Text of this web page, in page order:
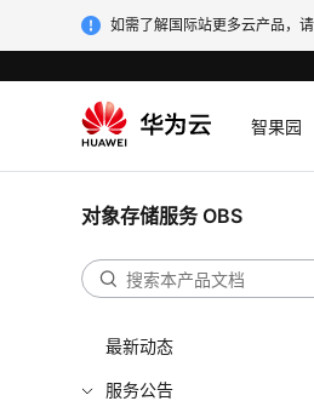
如需了解国际站更多云产品，请
智果园
对象存储服务 OBS
最新动态
服务公告